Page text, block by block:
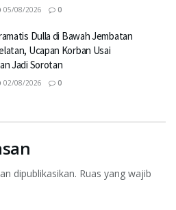
05/08/2026 0
Dulla di Bawah Jembatan
Ucapan Korban Usai
Jadi Sorotan
02/08/2026 0
dipublikasikan. Ruas yang wajib